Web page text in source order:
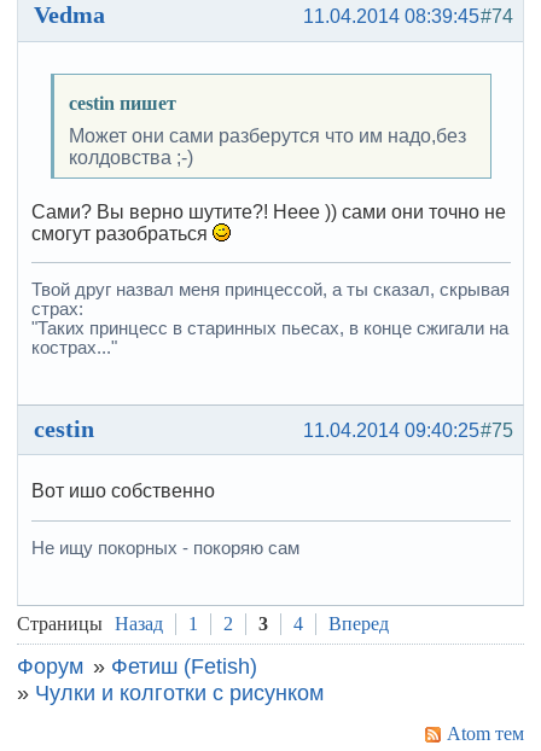
#74
11.04.2014 08:39:45
Vedma
cestin пишет
Может они сами разберутся что им надо,без
колдовства ;-)
Сами? Вы верно шутите?! Неее )) сами они точно не
смогут разобраться
Твой друг назвал меня принцессой, а ты сказал, скрывая
страх:
"Таких принцесс в старинных пьесах, в конце сжигали на
кострах..."
#75
11.04.2014 09:40:25
cestin
Вот ишо собственно
Не ищу покорных - покоряю сам
Страницы Назад 1 2 3 4 Вперед
Форум » Фетиш (Fetish)
» Чулки и колготки с рисунком
Atom тем